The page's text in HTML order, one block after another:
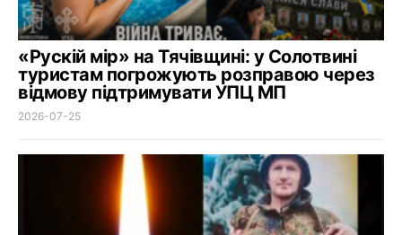
«Рускій мір» на Тячівщині: у Солотвині
туристам погрожують розправою через
відмову підтримувати УПЦ МП
2026-07-25